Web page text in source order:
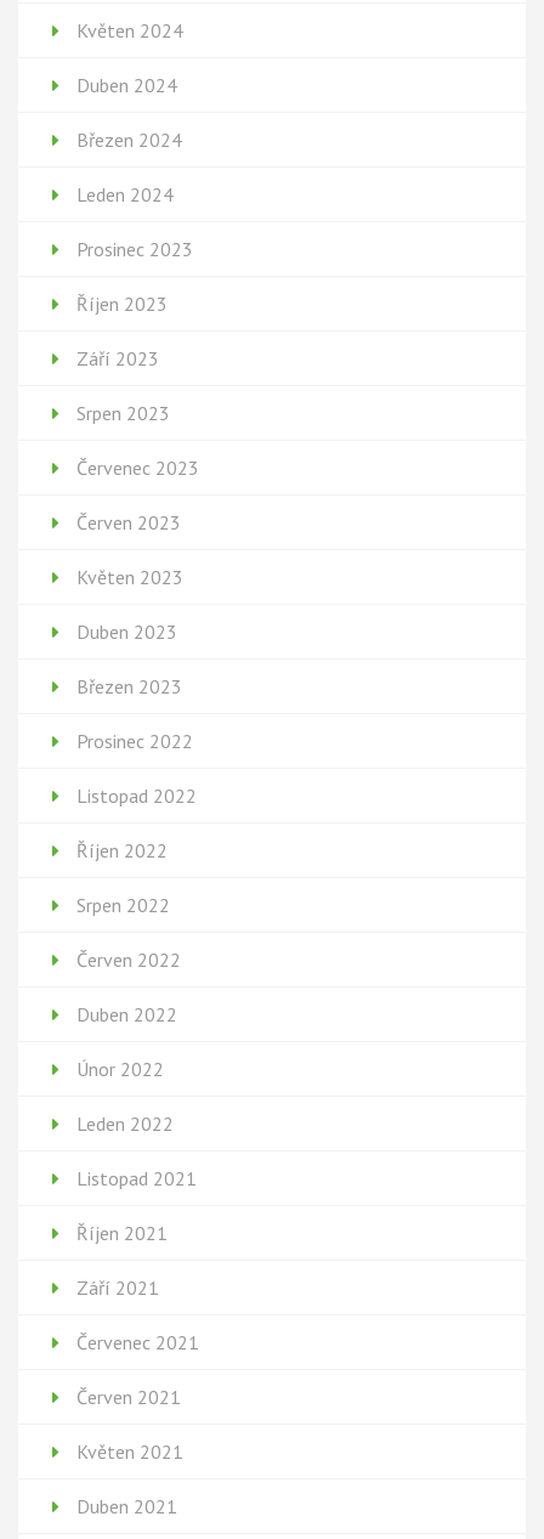
Květen 2024
Duben 2024
Březen 2024
Leden 2024
Prosinec 2023
Říjen 2023
Září 2023
Srpen 2023
Červenec 2023
Červen 2023
Květen 2023
Duben 2023
Březen 2023
Prosinec 2022
Listopad 2022
Říjen 2022
Srpen 2022
Červen 2022
Duben 2022
Únor 2022
Leden 2022
Listopad 2021
Říjen 2021
Září 2021
Červenec 2021
Červen 2021
Květen 2021
Duben 2021